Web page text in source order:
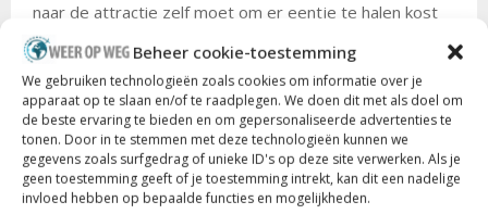
Beheer cookie-toestemming
We gebruiken technologieën zoals cookies om informatie over je
apparaat op te slaan en/of te raadplegen. We doen dit met als doel om
de beste ervaring te bieden en om gepersonaliseerde advertenties te
tonen. Door in te stemmen met deze technologieën kunnen we
gegevens zoals surfgedrag of unieke ID's op deze site verwerken. Als je
geen toestemming geeft of je toestemming intrekt, kan dit een nadelige
invloed hebben op bepaalde functies en mogelijkheden.
naar de attractie zelf moet om er eentje te halen kost
het je enorm veel tijd en het resultaat was dat we bijna
een halve dag in slechts
Port Discovery, American
Waterfront enLos River Deltawaren geweest, een
handvol attracties afgevinkt. Je blijft als het ware ter
plekke trappelen en een logisch rondje park wordt zo
wel heel moeilijk.